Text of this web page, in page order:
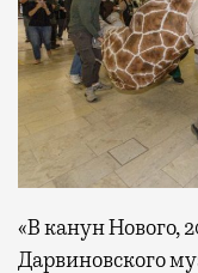
«В канун Нового,
Дарвиновского